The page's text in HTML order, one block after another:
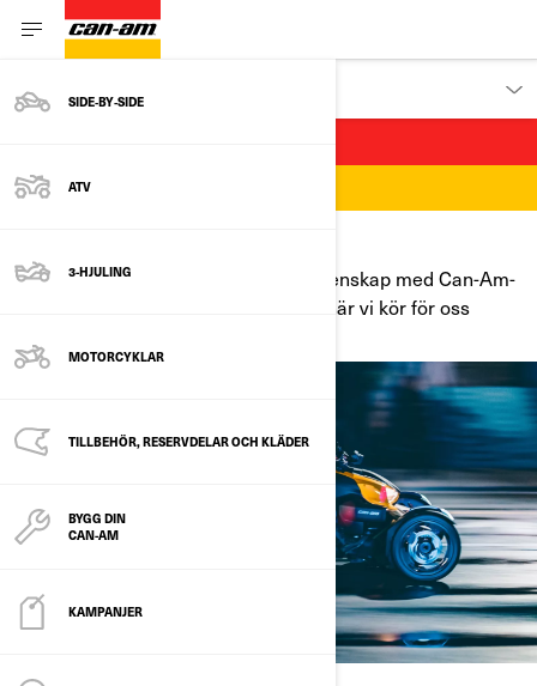
SIDE‑BY‑SIDE
ATV
3-HJULING
MOTORCYKLAR
TILLBEHÖR, RESERVDELAR OCH KLÄDER
BYGG DIN
CAN-AM
KAMPANJER
Välkommen till en mångfaldens gemenskap med Can-Am-
förare som banar vägen för fler. För när vi kör för oss